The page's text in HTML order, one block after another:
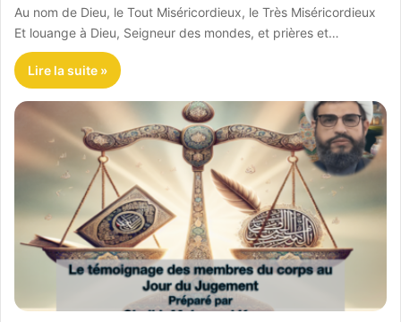
Au nom de Dieu, le Tout Miséricordieux, le Très Miséricordieux
Et louange à Dieu, Seigneur des mondes, et prières et…
Lire la suite »